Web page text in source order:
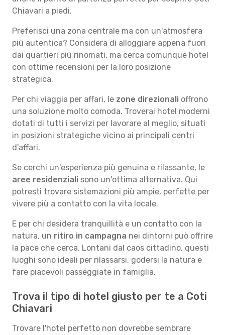
Chiavari a piedi.
Preferisci una zona centrale ma con un'atmosfera
più autentica? Considera di alloggiare appena fuori
dai quartieri più rinomati, ma cerca comunque hotel
con ottime recensioni per la loro posizione
strategica.
Per chi viaggia per affari, le zone direzionali offrono
una soluzione molto comoda. Troverai hotel moderni
dotati di tutti i servizi per lavorare al meglio, situati
in posizioni strategiche vicino ai principali centri
d'affari.
Se cerchi un'esperienza più genuina e rilassante, le
aree residenziali sono un'ottima alternativa. Qui
potresti trovare sistemazioni più ampie, perfette per
vivere più a contatto con la vita locale.
E per chi desidera tranquillità e un contatto con la
natura, un ritiro in campagna nei dintorni può offrire
la pace che cerca. Lontani dal caos cittadino, questi
luoghi sono ideali per rilassarsi, godersi la natura e
fare piacevoli passeggiate in famiglia.
Trova il tipo di hotel giusto per te a Coti
Chiavari
Trovare l'hotel perfetto non dovrebbe sembrare